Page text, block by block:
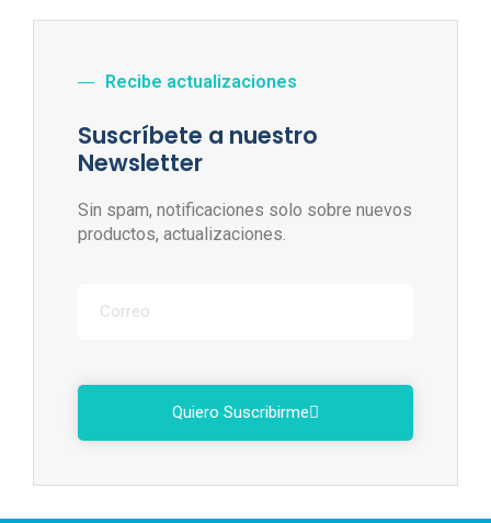
Recibe actualizaciones
Suscríbete a nuestro
Newsletter
Sin spam, notificaciones solo sobre nuevos
productos, actualizaciones.
Quiero Suscribirme